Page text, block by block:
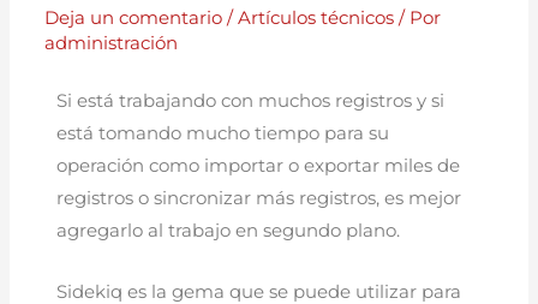
Deja un comentario /Artículos técnicos / Por
administración
Si está trabajando con muchos registros y si
está tomando mucho tiempo para su
operación como importar o exportar miles de
registros o sincronizar más registros, es mejor
agregarlo al trabajo en segundo plano.
Sidekiq es la gema que se puede utilizar para